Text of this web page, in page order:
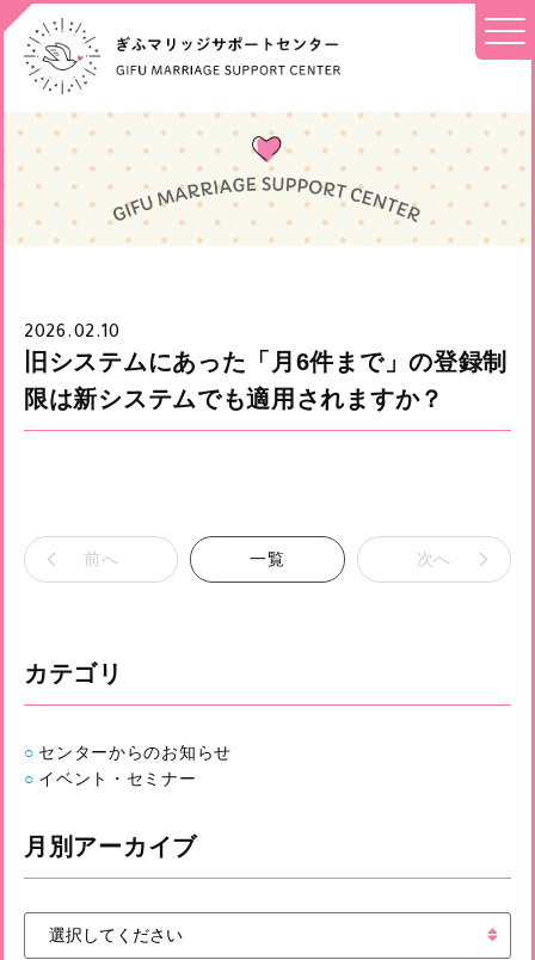
2026.02.10
旧システムにあった「月6件まで」の登録制
限は新システムでも適用されますか？
前へ 一覧 次へ
カテゴリ
センターからのお知らせ
イベント・セミナー
月別アーカイブ